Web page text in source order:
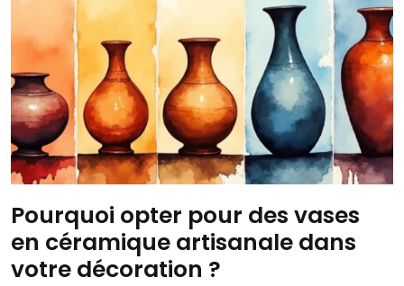
Pourquoi opter pour des vases
en céramique artisanale dans
votre décoration ?